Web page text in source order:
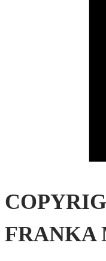
FRANKA